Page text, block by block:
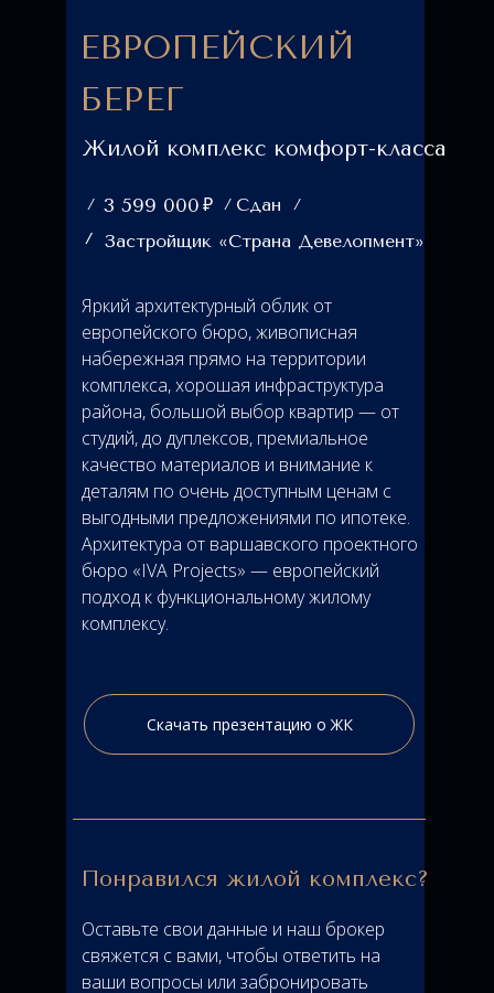
Яркий архитектурный облик от
европейского бюро, живописная
набережная прямо на территории
комплекса, хорошая инфраструктура
района, большой выбор квартир — от
студий, до дуплексов, премиальное
качество материалов и внимание к
деталям по очень доступным ценам с
выгодными предложениями по ипотеке.
Архитектура от варшавского проектного
бюро «IVA Projects» — европейский
подход к функциональному жилому
комплексу.
ЕВРОПЕЙСКИЙ
БЕРЕГ
3 599 000₽
Застройщик «Страна Девелопмент»
Сдан
Жилой комплекс комфорт-класса
Понравился жилой комплекс?
Оставьте свои данные и наш брокер
свяжется с вами, чтобы ответить на
ваши вопросы или забронировать
Скачать презентацию о ЖК